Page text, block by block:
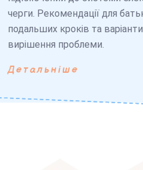
черги. Рекомендації для
подальших кроків та варіанти
вирішення проблеми.
Детальніше